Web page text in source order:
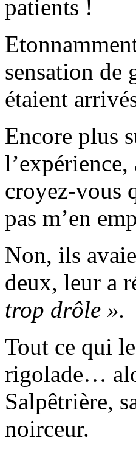
patients !
sensation de
étaient
Encore plus
croyez-vous
pas m’en
Non, ils
deux, leur a
trop drôle ».
Tout ce qui
rigolade…
Salpêtrière,
noirceur.